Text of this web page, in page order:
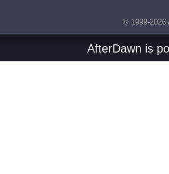
© 1999-2026
AfterDawn is